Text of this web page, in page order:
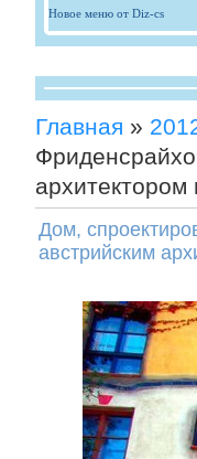
Новое меню от Diz-cs
Главная »
Дом,
австрийским